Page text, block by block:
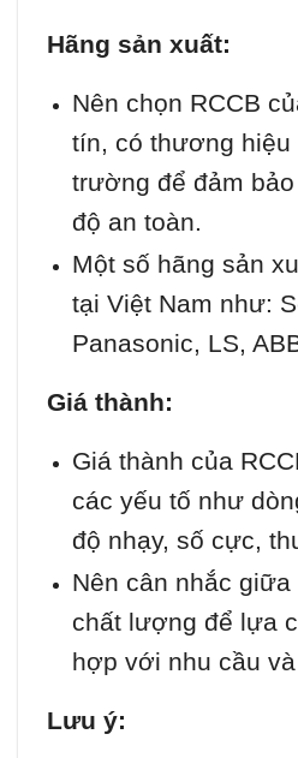
Hãng sản xuất:
Nên chọn RCCB
tín, có thương hiệu
trường để đảm
độ an toàn.
Một số hãng sản
tại Việt Nam như:
Panasonic, LS,
Giá thành:
Giá thành của
các yếu tố như
độ nhạy, số cực,
Nên cân nhắc giữa
chất lượng để lựa
hợp với nhu cầu và
Lưu ý: